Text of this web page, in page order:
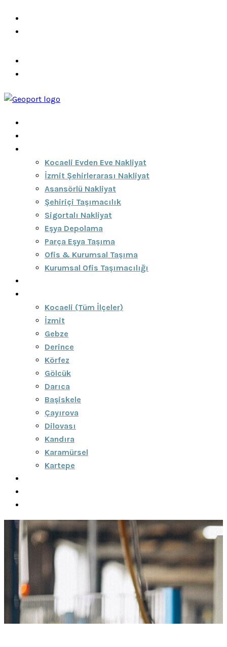
Kocaeli Evden Eve Nakliyat
İzmit Şehirlerarası Nakliyat
Asansörlü Nakliyat
Şehiriçi Taşımacılık
Sigortalı Nakliyat
Eşya Depolama
Parça Eşya Taşıma
Ofis & Kurumsal Taşıma
Kurumsal Ofis Taşımacılığı
Kocaeli (Tüm İlçeler)
İzmit
Gebze
Derince
Körfez
Gölcük
Darıca
Başiskele
Çayırova
Dilovası
Kandıra
Karamürsel
Kartepe